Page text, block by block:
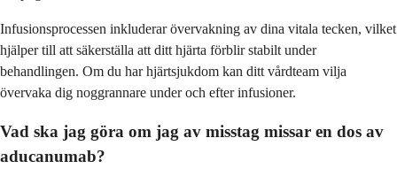
Infusionsprocessen inkluderar övervakning av dina vitala tecken, vilket
hjälper till att säkerställa att ditt hjärta förblir stabilt under
behandlingen. Om du har hjärtsjukdom kan ditt vårdteam vilja
övervaka dig noggrannare under och efter infusioner.
Vad ska jag göra om jag av misstag missar en dos av
aducanumab?